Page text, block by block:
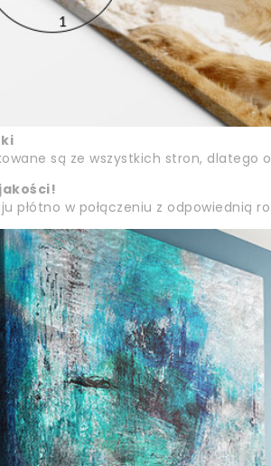
są ze wszystkich stron,
płótno w połączeniu z odpowiednią